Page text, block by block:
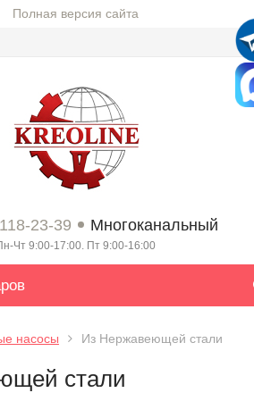
Полная версия сайта
23-39 Многоканальный
Чт 9:00-17:00. Пт 9:00-16:00
насосы Из Нержавеющей стали
стали